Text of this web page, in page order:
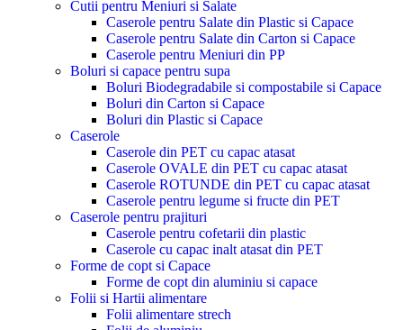
Cutii pentru Meniuri si Salate
Caserole pentru Salate din Plastic si Capace
Caserole pentru Salate din Carton si Capace
Caserole pentru Meniuri din PP
Boluri si capace pentru supa
Boluri Biodegradabile si compostabile si Capace
Boluri din Carton si Capace
Boluri din Plastic si Capace
Caserole
Caserole din PET cu capac atasat
Caserole OVALE din PET cu capac atasat
Caserole ROTUNDE din PET cu capac atasat
Caserole pentru legume si fructe din PET
Caserole pentru prajituri
Caserole pentru cofetarii din plastic
Caserole cu capac inalt atasat din PET
Forme de copt si Capace
Forme de copt din aluminiu si capace
Folii si Hartii alimentare
Folii alimentare strech